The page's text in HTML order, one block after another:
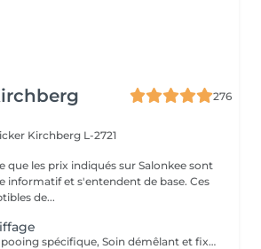
276
Kirchberg L-2721
que les prix indiqués sur Salonkee sont
informatif et s'entendent de base. Ces
de...
Diagnostique, Shampooing spécifique, Soin démêlant et fixation inclus. Veuillez prendre note que les prix indiqués sur Salonkee sont communiqués à titre informatif et s'entendent de base. Ces derniers sont susceptibles de varier selon le diagnostic réalisé à votre arrivée au salon et l'expertise du professionnel à qui vous confiez votre beauté. Dans tous les cas, un devis précis vous sera proposé et toutes réalisations de prestations seront effectuées avec votre accord.